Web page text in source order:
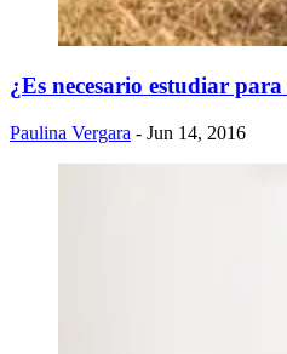
¿Es necesario estudiar
Paulina Vergara - Jun 14, 2016